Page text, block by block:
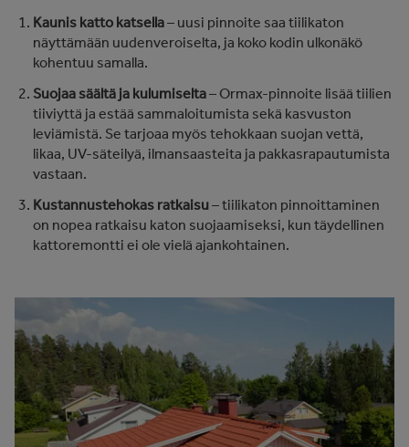
Kaunis katto katsella– uusi pinnoite saa tiilikaton
näyttämään uudenveroiselta, ja koko kodin ulkonäkö
kohentuu samalla.
Suojaa säältä ja kulumiselta– Ormax-pinnoite lisää tiilien
tiiviyttä ja estää sammaloitumista sekä kasvuston
leviämistä. Se tarjoaa myös tehokkaan suojan vettä,
likaa, UV-säteilyä, ilmansaasteita ja pakkasrapautumista
vastaan.
Kustannustehokas ratkaisu– tiilikaton pinnoittaminen
on nopea ratkaisu katon suojaamiseksi, kun täydellinen
kattoremontti ei ole vielä ajankohtainen.